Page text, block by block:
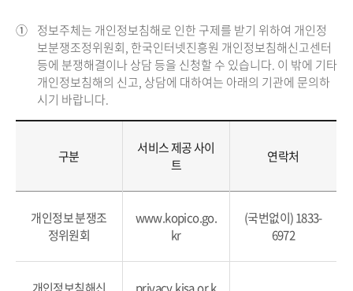
① 정보주체는 개인정보침해로 인한 구제를 받기 위하여 개인정
보분쟁조정위원회, 한국인터넷진흥원 개인정보침해신고센터
등에 분쟁해결이나 상담 등을 신청할 수 있습니다. 이 밖에 기타
개인정보침해의 신고, 상담에 대하여는 아래의 기관에 문의하
시기 바랍니다.
구분
서비스 제공 사이
트
연락처
개인정보 분쟁조
정위원회
www.kopico.go.
kr
(국번없이) 1833-
6972
개인정보침해신 privacy.kisa.or.k